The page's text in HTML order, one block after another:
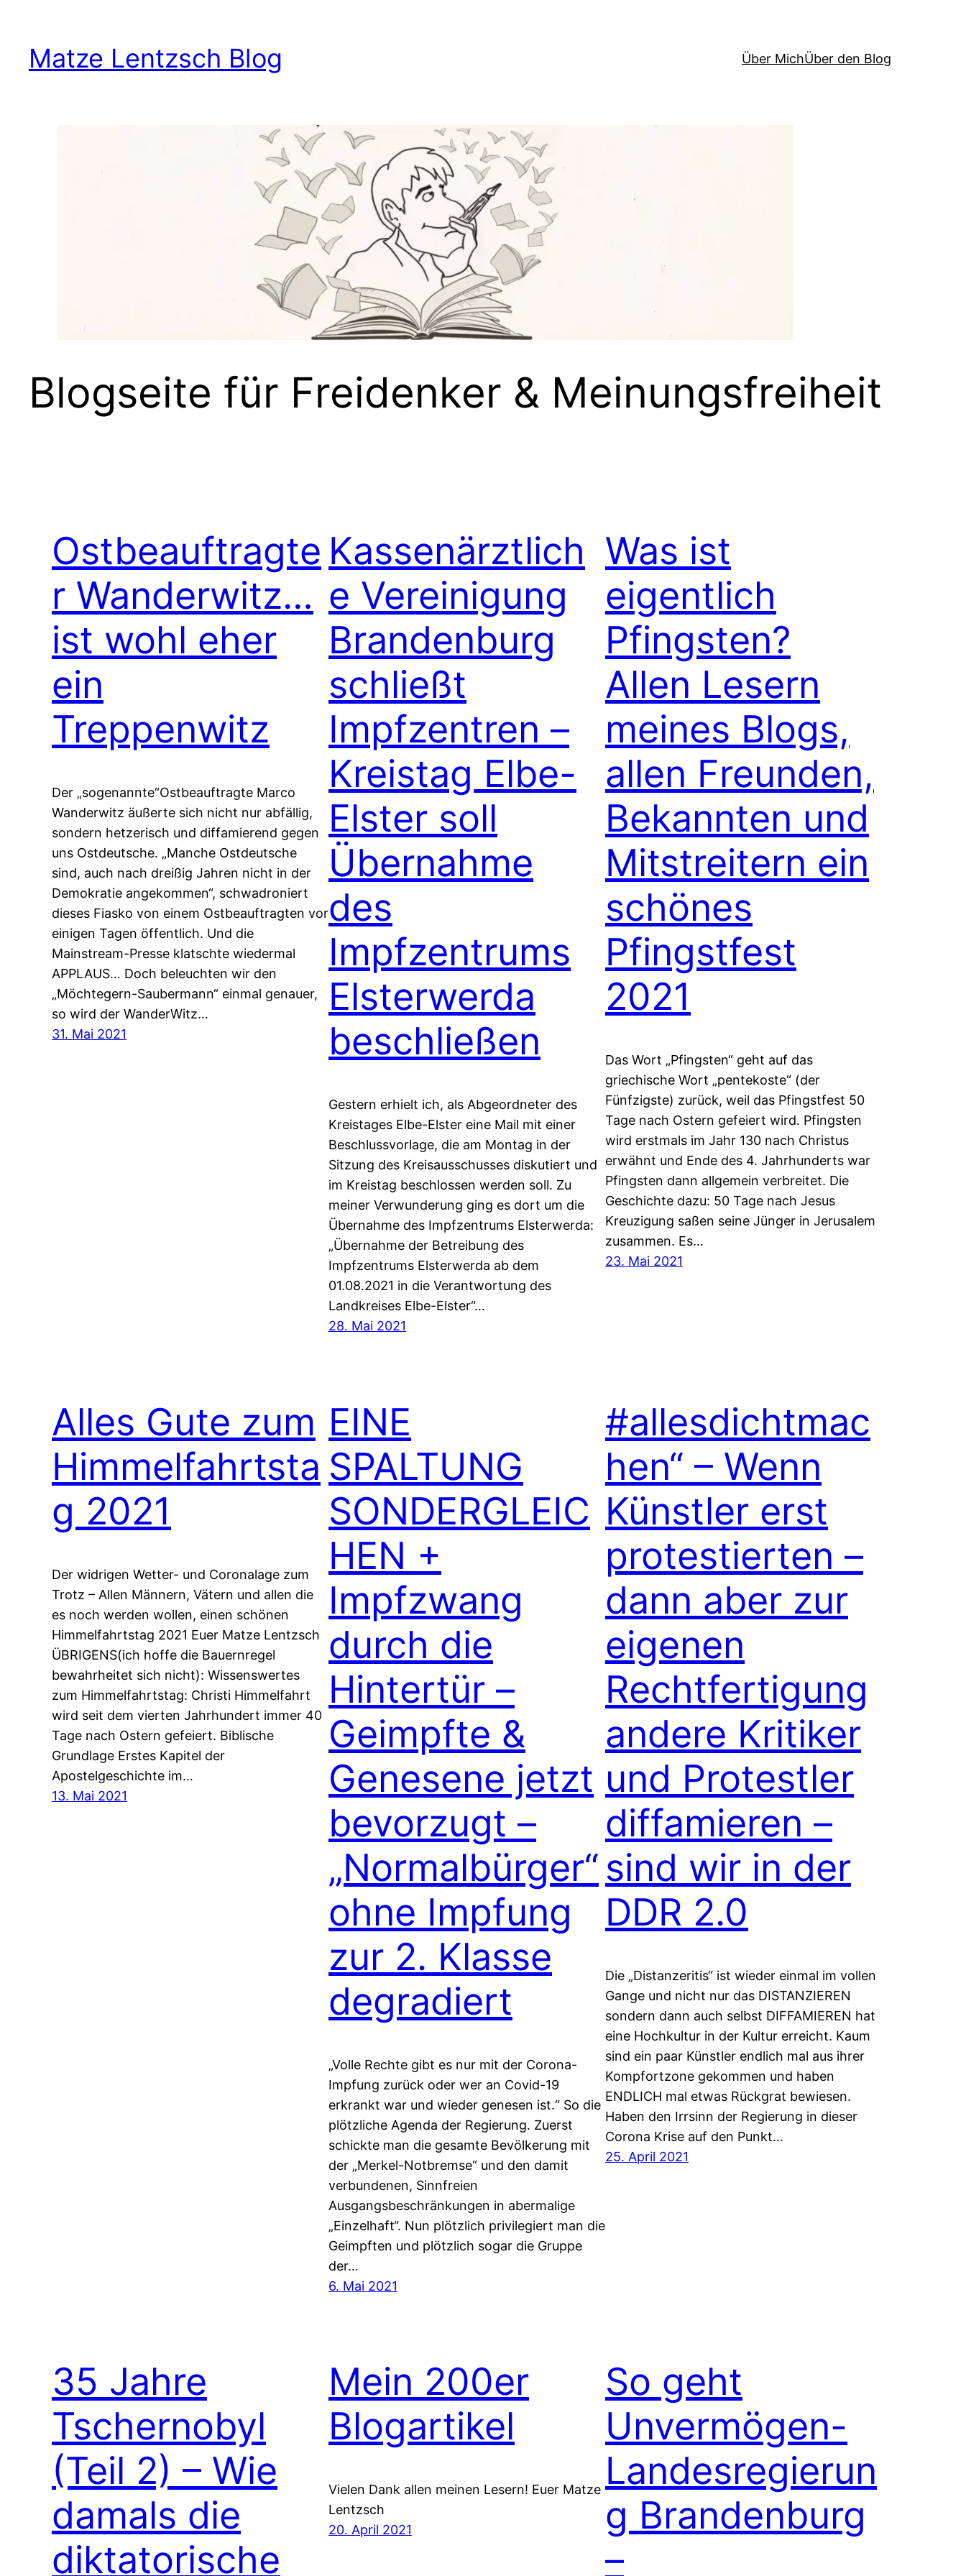
springen
Matze Lentzsch Blog Über MichÜber den Blog
Blogseite für Freidenker & Meinungsfreiheit
Ostbeauftragte
r Wanderwitz…
ist wohl eher
ein
Treppenwitz
Der „sogenannte“Ostbeauftragte Marco
Wanderwitz äußerte sich nicht nur abfällig,
sondern hetzerisch und diffamierend gegen
uns Ostdeutsche. „Manche Ostdeutsche
sind, auch nach dreißig Jahren nicht in der
Demokratie angekommen“, schwadroniert
dieses Fiasko von einem Ostbeauftragten vor
einigen Tagen öffentlich. Und die
Mainstream-Presse klatschte wiedermal
APPLAUS… Doch beleuchten wir den
„Möchtegern-Saubermann“ einmal genauer,
so wird der WanderWitz…
31. Mai 2021
Kassenärztlich
e Vereinigung
Brandenburg
schließt
Impfzentren –
Kreistag Elbe-
Elster soll
Übernahme
des
Impfzentrums
Elsterwerda
beschließen
Gestern erhielt ich, als Abgeordneter des
Kreistages Elbe-Elster eine Mail mit einer
Beschlussvorlage, die am Montag in der
Sitzung des Kreisausschusses diskutiert und
im Kreistag beschlossen werden soll. Zu
meiner Verwunderung ging es dort um die
Übernahme des Impfzentrums Elsterwerda:
„Übernahme der Betreibung des
Impfzentrums Elsterwerda ab dem
01.08.2021 in die Verantwortung des
Landkreises Elbe-Elster“…
28. Mai 2021
Was ist
eigentlich
Pfingsten?
Allen Lesern
meines Blogs,
allen Freunden,
Bekannten und
Mitstreitern ein
schönes
Pfingstfest
2021
Das Wort „Pfingsten“ geht auf das
griechische Wort „pentekoste“ (der
Fünfzigste) zurück, weil das Pfingstfest 50
Tage nach Ostern gefeiert wird. Pfingsten
wird erstmals im Jahr 130 nach Christus
erwähnt und Ende des 4. Jahrhunderts war
Pfingsten dann allgemein verbreitet. Die
Geschichte dazu: 50 Tage nach Jesus
Kreuzigung saßen seine Jünger in Jerusalem
zusammen. Es…
23. Mai 2021
Alles Gute zum
Himmelfahrtsta
g 2021
Der widrigen Wetter- und Coronalage zum
Trotz – Allen Männern, Vätern und allen die
es noch werden wollen, einen schönen
Himmelfahrtstag 2021 Euer Matze Lentzsch
ÜBRIGENS(ich hoffe die Bauernregel
bewahrheitet sich nicht): Wissenswertes
zum Himmelfahrtstag: Christi Himmelfahrt
wird seit dem vierten Jahrhundert immer 40
Tage nach Ostern gefeiert. Biblische
Grundlage Erstes Kapitel der
Apostelgeschichte im…
13. Mai 2021
EINE
SPALTUNG
SONDERGLEIC
HEN +
Impfzwang
durch die
Hintertür –
Geimpfte &
Genesene jetzt
bevorzugt –
„Normalbürger“
ohne Impfung
zur 2. Klasse
degradiert
„Volle Rechte gibt es nur mit der Corona-
Impfung zurück oder wer an Covid-19
erkrankt war und wieder genesen ist.“ So die
plötzliche Agenda der Regierung. Zuerst
schickte man die gesamte Bevölkerung mit
der „Merkel-Notbremse“ und den damit
verbundenen, Sinnfreien
Ausgangsbeschränkungen in abermalige
„Einzelhaft“. Nun plötzlich privilegiert man die
Geimpften und plötzlich sogar die Gruppe
der…
6. Mai 2021
#allesdichtmac
hen“ – Wenn
Künstler erst
protestierten –
dann aber zur
eigenen
Rechtfertigung
andere Kritiker
und Protestler
diffamieren –
sind wir in der
DDR 2.0
Die „Distanzeritis“ ist wieder einmal im vollen
Gange und nicht nur das DISTANZIEREN
sondern dann auch selbst DIFFAMIEREN hat
eine Hochkultur in der Kultur erreicht. Kaum
sind ein paar Künstler endlich mal aus ihrer
Kompfortzone gekommen und haben
ENDLICH mal etwas Rückgrat bewiesen.
Haben den Irrsinn der Regierung in dieser
Corona Krise auf den Punkt…
25. April 2021
35 Jahre
Tschernobyl
(Teil 2) – Wie
damals die
diktatorische
Mein 200er
Blogartikel
Vielen Dank allen meinen Lesern! Euer Matze
Lentzsch
20. April 2021
So geht
Unvermögen-
Landesregierun
g Brandenburg
–